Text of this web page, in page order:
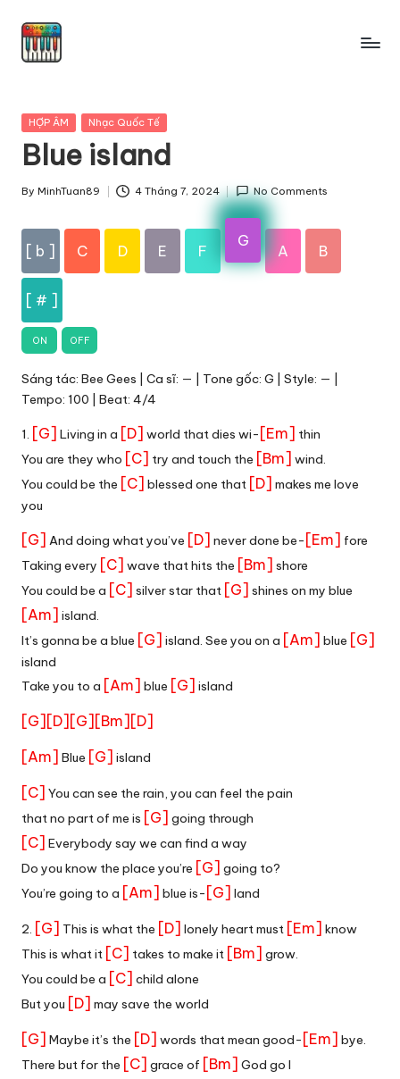
Skip
Posted
HỢP ÂM Nhạc Quốc Tế
Blue island
Posted
By MinhTuan89 4 Tháng 7, 2024 No Comments
[ b ] C D E F
G
A B
[ # ]
ON OFF
Sáng tác: Bee Gees | Ca sĩ: — | Tone gốc: G | Style: — |
Tempo: 100 | Beat: 4/4
1. [G] Living in a [D] world that dies wi- [Em] thin
You are they who [C] try and touch the [Bm] wind.
You could be the [C] blessed one that [D] makes me love
you
[G] And doing what you’ve [D] never done be- [Em] fore
Taking every [C] wave that hits the [Bm] shore
You could be a [C] silver star that [G] shines on my blue
[Am] island.
It’s gonna be a blue [G] island. See you on a [Am] blue [G]
island
Take you to a [Am] blue [G] island
[G] [D] [G] [Bm] [D]
[Am] Blue [G] island
[C] You can see the rain, you can feel the pain
that no part of me is [G] going through
[C] Everybody say we can find a way
Do you know the place you’re [G] going to?
You’re going to a [Am] blue is- [G] land
2. [G] This is what the [D] lonely heart must [Em] know
This is what it [C] takes to make it [Bm] grow.
You could be a [C] child alone
But you [D] may save the world
[G] Maybe it’s the [D] words that mean good- [Em] bye.
There but for the [C] grace of [Bm] God go I